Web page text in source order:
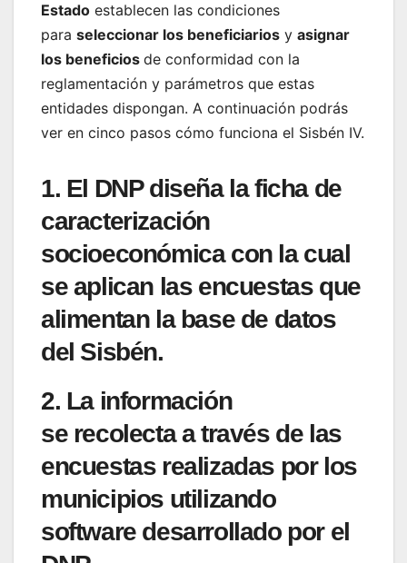
Estado establecen las condiciones
para seleccionar los beneficiarios y asignar
los beneficios de conformidad con la
reglamentación y parámetros que estas
entidades dispongan. A continuación podrás
ver en cinco pasos cómo funciona el Sisbén IV.
1. El DNP diseña laficha de
caracterización
socioeconómicacon la cual
se aplican las encuestasque
alimentan la base de datos
del Sisbén.
2. La información
se recolecta a través de las
encuestas realizadas por los
municipios utilizando
software desarrollado por el